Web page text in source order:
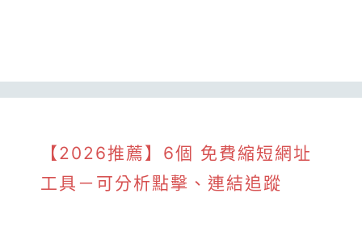
【2026推薦】6個 免費縮短網址
工具－可分析點擊、連結追蹤